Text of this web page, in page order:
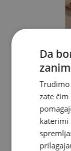
Da
Trudimo
zate
katerimi